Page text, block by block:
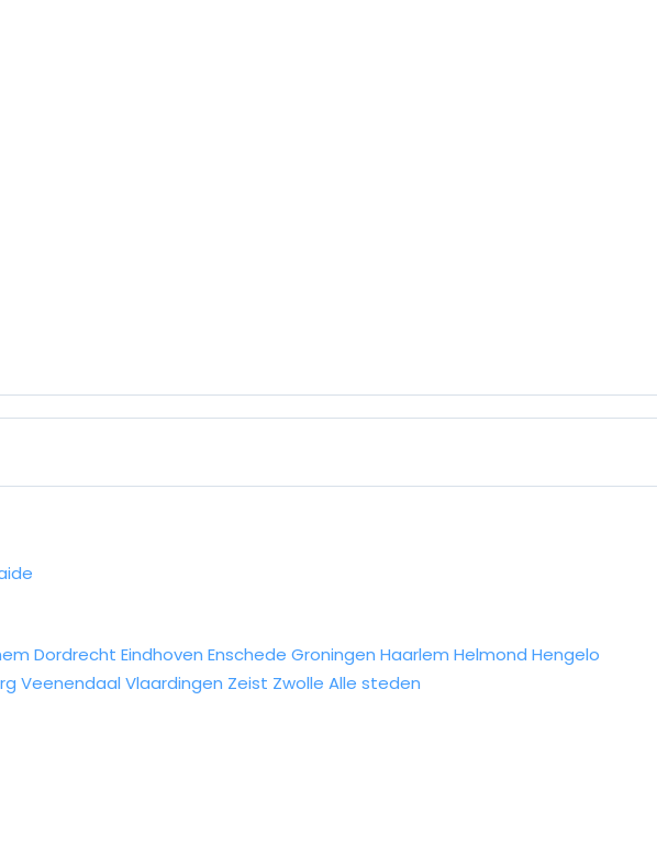
Dordrecht Eindhoven Enschede Groningen Haarlem Helmond Hengelo
Veenendaal Vlaardingen Zeist Zwolle Alle steden